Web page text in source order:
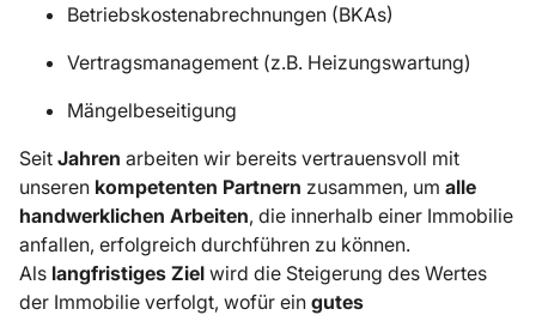
Betriebskostenabrechnungen (BKAs)
Vertragsmanagement (z.B. Heizungswartung)
Mängelbeseitigung
Seit Jahren arbeiten wir bereits vertrauensvoll mit
unseren kompetenten Partnern zusammen, um alle
handwerklichen Arbeiten, die innerhalb einer Immobilie
anfallen, erfolgreich durchführen zu können.
Als langfristiges Ziel wird die Steigerung des Wertes
der Immobilie verfolgt, wofür ein gutes